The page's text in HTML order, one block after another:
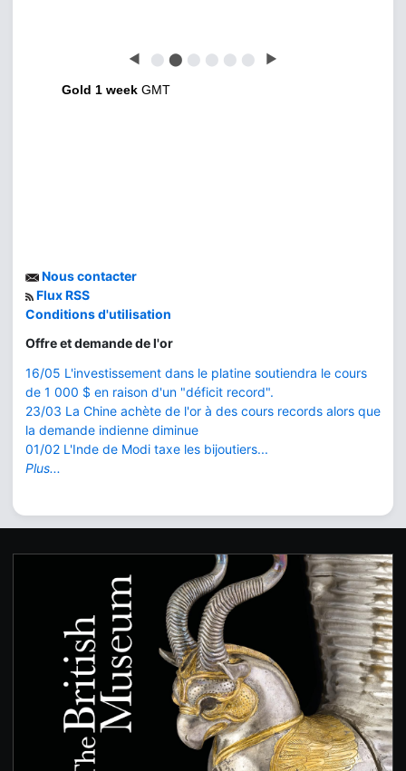
◀ ⬤ ⬤ ⬤ ⬤ ⬤ ⬤ ▶
Gold 1 week GMT
Nous contacter
Flux RSS
Conditions d'utilisation
Offre et demande de l'or
16/05 L'investissement dans le platine soutiendra le cours
de 1 000 $ en raison d'un "déficit record".
23/03 La Chine achète de l'or à des cours records alors que
la demande indienne diminue
01/02 L'Inde de Modi taxe les bijoutiers...
Plus...